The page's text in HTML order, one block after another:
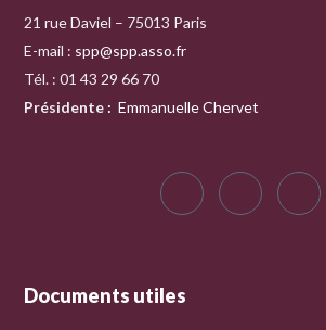
21 rue Daviel – 75013 Paris
E-mail : spp@spp.asso.fr
Tél. : 01 43 29 66 70
Présidente : Emmanuelle Chervet
Documents utiles